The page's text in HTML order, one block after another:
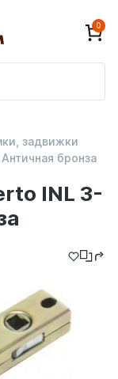
0
INL 3-
задвижки
бронза